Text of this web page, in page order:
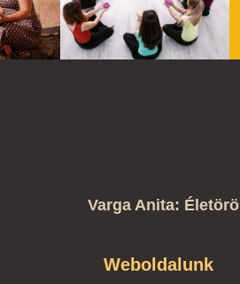
Varga Anita:
Weboldalunk